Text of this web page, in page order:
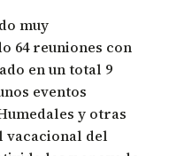
muy
64 reuniones con
en un total 9
eventos
y otras
vacacional del